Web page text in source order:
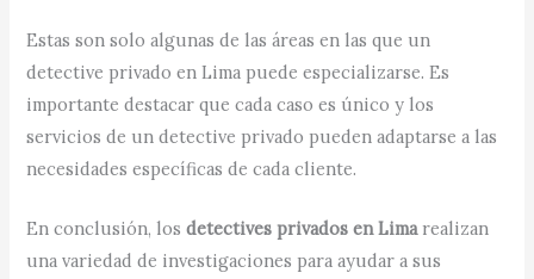
Estas son solo algunas de las áreas en las que un
detective privado en Lima puede especializarse. Es
importante destacar que cada caso es único y los
servicios de un detective privado pueden adaptarse a las
necesidades específicas de cada cliente.
En conclusión, losdetectives privados en Limarealizan
una variedad de investigaciones para ayudar a sus